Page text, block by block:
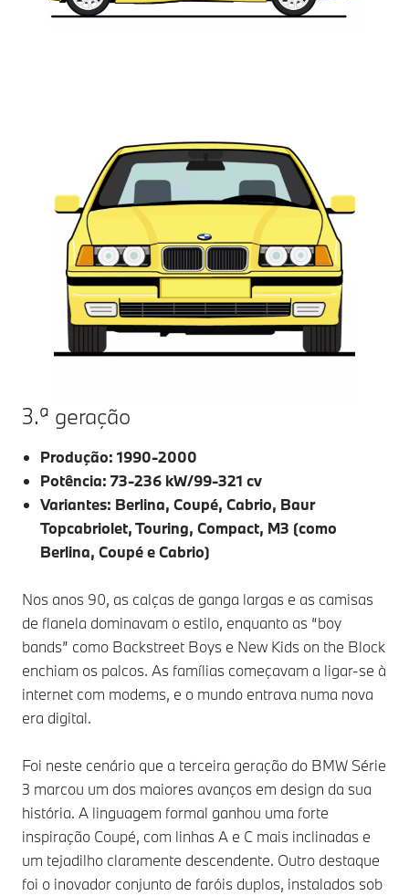
3.ª geração
Produção: 1990-2000
Potência: 73-236 kW/99-321 cv
Variantes: Berlina, Coupé, Cabrio, Baur
Topcabriolet, Touring, Compact, M3 (como
Berlina, Coupé e Cabrio)
Nos anos 90, as calças de ganga largas e as camisas
de flanela dominavam o estilo, enquanto as “boy
bands” como Backstreet Boys e New Kids on the Block
enchiam os palcos. As famílias começavam a ligar-se à
internet com modems, e o mundo entrava numa nova
era digital.
Foi neste cenário que a terceira geração do BMW Série
3 marcou um dos maiores avanços em design da sua
história. A linguagem formal ganhou uma forte
inspiração Coupé, com linhas A e C mais inclinadas e
um tejadilho claramente descendente. Outro destaque
foi o inovador conjunto de faróis duplos, instalados sob